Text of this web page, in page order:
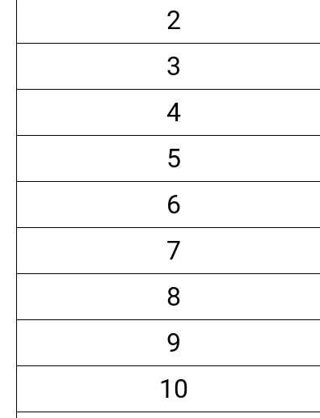
2
3
4
5
6
7
8
9
10